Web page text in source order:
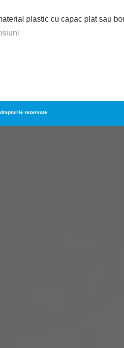
plastic cu capac plat sau
drepturile rezervate